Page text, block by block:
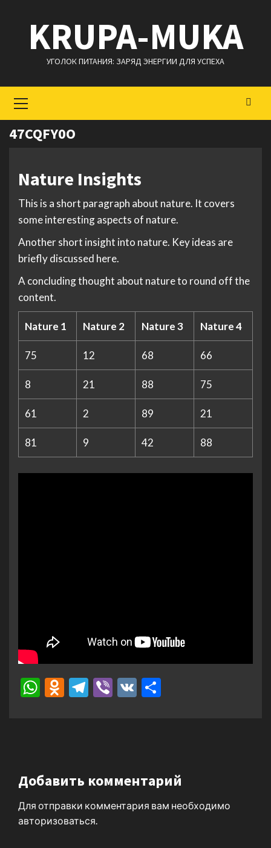
содержимому
KRUPA-MUKA
УГОЛОК ПИТАНИЯ: ЗАРЯД ЭНЕРГИИ ДЛЯ УСПЕХА
меню
47CQFY0O
Nature Insights
This is a short paragraph about nature. It covers
some interesting aspects of nature.
Another short insight into nature. Key ideas are
briefly discussed here.
A concluding thought about nature to round off the
content.
Nature 1 Nature 2 Nature 3 Nature 4
75 12 68 66
8 21 88 75
61 2 89 21
81 9 42 88
WhatsApp
Odnoklassniki
Telegram
Viber
VK
Добавить комментарий
Для отправки комментария вам необходимо
авторизоваться